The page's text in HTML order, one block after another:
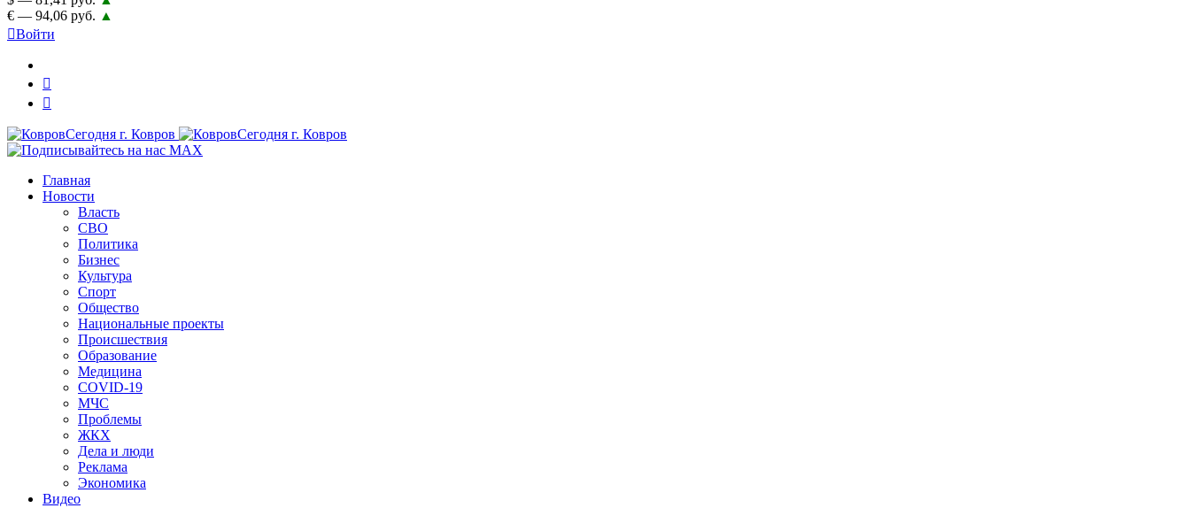
€ — 94,06 руб. ▲
Войти
Главная
Новости
Власть
СВО
Политика
Бизнес
Культура
Спорт
Общество
Национальные проекты
Происшествия
Образование
Медицина
COVID-19
МЧС
Проблемы
ЖКХ
Дела и люди
Реклама
Экономика
Видео